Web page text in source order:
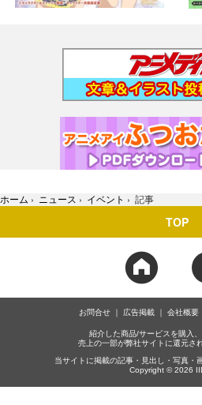
ホーム › ニュース › イベント › 記事
TOP
お問合せ 広告掲載 会社概要
紹介した商品/サービスを購入、
売上の一部が弊社サイトに還元さ
当サイトに掲載の記事・見出し・写真・
Copyright © 2026